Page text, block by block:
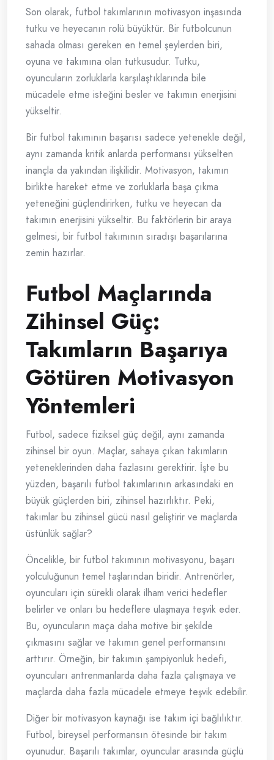
Son olarak, futbol takımlarının motivasyon inşasında
tutku ve heyecanın rolü büyüktür. Bir futbolcunun
sahada olması gereken en temel şeylerden biri,
oyuna ve takımına olan tutkusudur. Tutku,
oyuncuların zorluklarla karşılaştıklarında bile
mücadele etme isteğini besler ve takımın enerjisini
yükseltir.
Bir futbol takımının başarısı sadece yetenekle değil,
aynı zamanda kritik anlarda performansı yükselten
inançla da yakından ilişkilidir. Motivasyon, takımın
birlikte hareket etme ve zorluklarla başa çıkma
yeteneğini güçlendirirken, tutku ve heyecan da
takımın enerjisini yükseltir. Bu faktörlerin bir araya
gelmesi, bir futbol takımının sıradışı başarılarına
zemin hazırlar.
Futbol Maçlarında
Zihinsel Güç:
Takımların Başarıya
Götüren Motivasyon
Yöntemleri
Futbol, sadece fiziksel güç değil, aynı zamanda
zihinsel bir oyun. Maçlar, sahaya çıkan takımların
yeteneklerinden daha fazlasını gerektirir. İşte bu
yüzden, başarılı futbol takımlarının arkasındaki en
büyük güçlerden biri, zihinsel hazırlıktır. Peki,
takımlar bu zihinsel gücü nasıl geliştirir ve maçlarda
üstünlük sağlar?
Öncelikle, bir futbol takımının motivasyonu, başarı
yolculuğunun temel taşlarından biridir. Antrenörler,
oyuncuları için sürekli olarak ilham verici hedefler
belirler ve onları bu hedeflere ulaşmaya teşvik eder.
Bu, oyuncuların maça daha motive bir şekilde
çıkmasını sağlar ve takımın genel performansını
arttırır. Örneğin, bir takımın şampiyonluk hedefi,
oyuncuları antrenmanlarda daha fazla çalışmaya ve
maçlarda daha fazla mücadele etmeye teşvik edebilir.
Diğer bir motivasyon kaynağı ise takım içi bağlılıktır.
Futbol, bireysel performansın ötesinde bir takım
oyunudur. Başarılı takımlar, oyuncular arasında güçlü